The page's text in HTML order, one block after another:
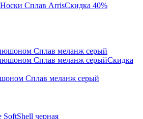
Скидка 40%
Скидка
Сплав меланж cерый